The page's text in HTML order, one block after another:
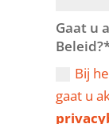
Gaat u
Bij
gaat u